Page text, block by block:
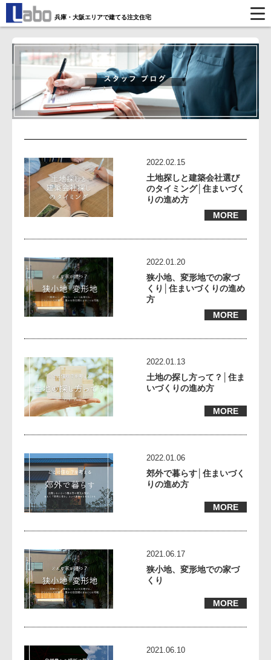
兵庫・大阪エリアで建てる注文住宅
2022.02.15
土地探しと建築会社選び
のタイミング│住まいづく
りの進め方
MORE
2022.01.20
狭小地、変形地での家づ
くり│住まいづくりの進め
方
MORE
2022.01.13
土地の探し方って？│住ま
いづくりの進め方
MORE
2022.01.06
郊外で暮らす│住まいづく
りの進め方
MORE
2021.06.17
狭小地、変形地での家づ
くり
MORE
2021.06.10